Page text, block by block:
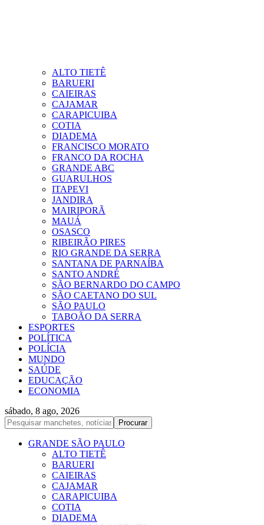
ALTO TIETÊ
BARUERI
CAIEIRAS
CAJAMAR
CARAPICUIBA
COTIA
DIADEMA
FRANCISCO MORATO
FRANCO DA ROCHA
GRANDE ABC
GUARULHOS
ITAPEVI
JANDIRA
MAIRIPORÃ
MAUÁ
OSASCO
RIBEIRÃO PIRES
RIO GRANDE DA SERRA
SANTANA DE PARNAÍBA
SANTO ANDRÉ
SÃO BERNARDO DO CAMPO
SÃO CAETANO DO SUL
SÃO PAULO
TABOÃO DA SERRA
ESPORTES
POLÍTICA
POLÍCIA
MUNDO
SAÚDE
EDUCAÇÃO
ECONOMIA
sábado, 8 ago, 2026
GRANDE SÃO PAULO
ALTO TIETÊ
BARUERI
CAIEIRAS
CAJAMAR
CARAPICUIBA
COTIA
DIADEMA